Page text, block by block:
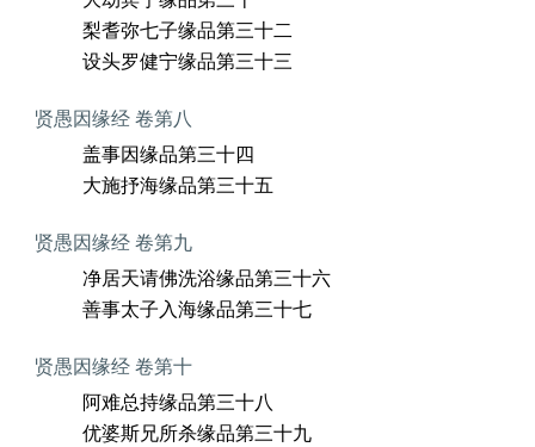
梨耆弥七子缘品第三十二
设头罗健宁缘品第三十三
贤愚因缘经 卷第八
盖事因缘品第三十四
大施抒海缘品第三十五
贤愚因缘经 卷第九
净居天请佛洗浴缘品第三十六
善事太子入海缘品第三十七
贤愚因缘经 卷第十
阿难总持缘品第三十八
优婆斯兄所杀缘品第三十九